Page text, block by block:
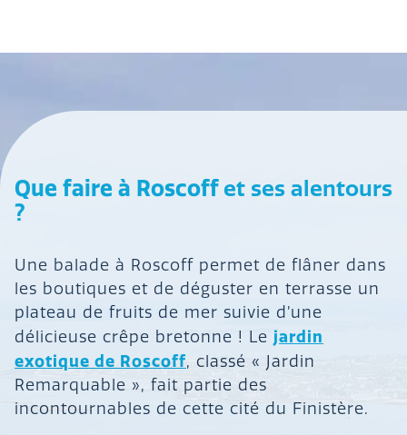
C’est un mélange de far à base de farine de
généralement la
baie de Morlaix
offre
également d’excellents produits de la mer
(araignée, tourteau, crabes, huîtres, etc.).
Que faire à Roscoffet ses alentours
?
Une balade à Roscoff permet de flâner dans
les boutiques et de déguster en terrasse un
plateau de fruits de mer suivie d’une
délicieuse crêpe bretonne ! Le jardin
exotique de Roscoff, classé « Jardin
Remarquable », fait partie des
incontournables de cette cité du Finistère.